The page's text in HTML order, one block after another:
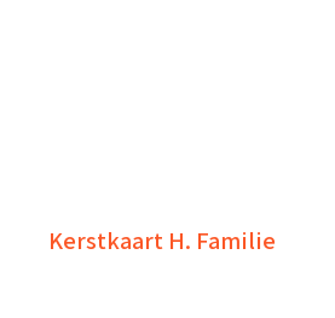
Kerstkaart H. Familie